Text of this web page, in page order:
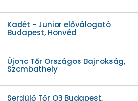
Kadét - Junior előválogató
Budapest, Honvéd
Újonc Tőr Országos Bajnokság,
Szombathely
Serdülő Tőr OB Budapest,